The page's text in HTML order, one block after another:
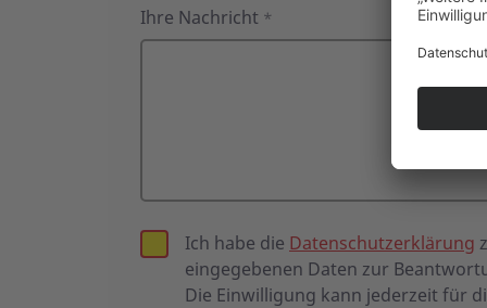
Ihre Nachricht *
Ich habe die Datenschutzerklärung
eingegebenen Daten zur
Die Einwilligung kann jederzeit für